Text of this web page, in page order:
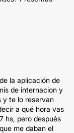
la aplicación de
de internacion y
y te lo reservan
a qué hora vas
hs, pero después
me daban el